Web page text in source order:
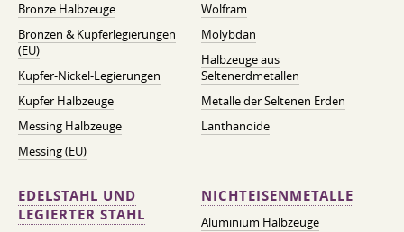
Bronze Halbzeuge
Bronzen & Kupferlegierungen
(EU)
Kupfer-Nickel-Legierungen
Kupfer Halbzeuge
Messing Halbzeuge
Messing (EU)
Wolfram
Molybdän
Halbzeuge aus
Seltenerdmetallen
Metalle der Seltenen Erden
Lanthanoide
EDELSTAHL UND
LEGIERTER STAHL
NICHTEISENMETALLE
Aluminium Halbzeuge